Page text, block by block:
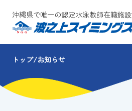
沖縄県で唯一の認定水泳教師在籍施設
スクールについて
コース・クラス紹介
トップ お知らせ